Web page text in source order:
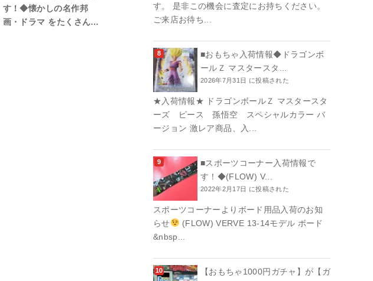
す！◆懐かしの名作邦
画・ドラマ をたくさん…
す。 是非この機会に査定にお持ちください。
ご来店お待ち...
■おもちゃ入荷情報◆ドラゴンボ
ールＺ マスタースタ...
2026年7月31日 に投稿された
★入荷情報★ ドラゴンボールＺ マスタースタ
ーズ ピース 孫悟空 スペシャルカラー バ
ージョン 激レア商品、入...
■スポーツコーナー入荷情報で
す！◆(FLOW) V...
2022年2月17日 に投稿された
スポーツコーナーよりボード用品入荷のお知
らせ
(FLOW) VERVE 13-14モデル ボード
&nbsp...
【おもちゃ1000円ガチャ】が【ガ